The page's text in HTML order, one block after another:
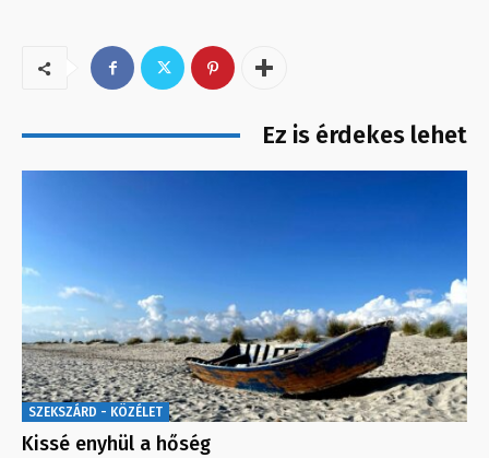
Ez is érdekes lehet
SZEKSZÁRD - KÖZÉLET
Kissé enyhül a hőség